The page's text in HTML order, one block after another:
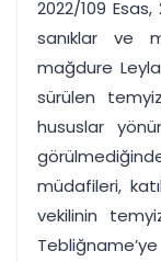
2022/109 Esas,
sanıklar ve
mağdure
sürülen
hususlar
müdafileri,
vekilinin